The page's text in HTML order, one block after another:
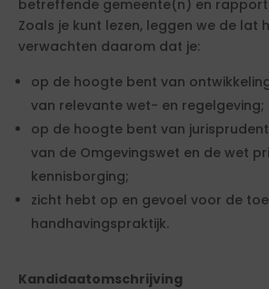
betreffende gemeente(n) en
Zoals je kunt lezen, leggen we de lat
verwachten daarom dat je:
op de hoogte bent van
van relevante wet- en regelgeving;
op de hoogte bent van
van de Omgevingswet en de wet
kennisborging;
zicht hebt op en gevoel voor de
handhavingspraktijk.
Kandidaatomschrijving